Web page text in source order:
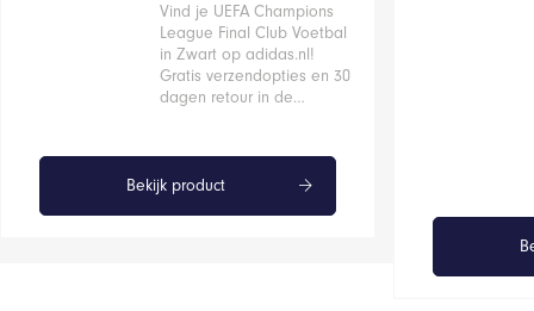
Vind je UEFA Champions
League Final Club Voetbal
in Zwart op adidas.nl!
Gratis verzendopties en 30
dagen retour in de…
Bekijk product